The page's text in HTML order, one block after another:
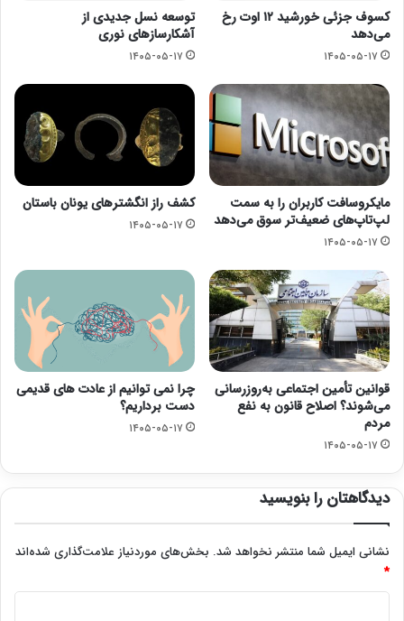
کسوف جزئی خورشید ۱۲ اوت رخ
می‌دهد
۱۴۰۵-۰۵-۱۷
توسعه نسل جدیدی از
آشکارسازهای نوری
۱۴۰۵-۰۵-۱۷
مایکروسافت کاربران را به سمت
لپ‌تاپ‌های ضعیف‌تر سوق می‌دهد
۱۴۰۵-۰۵-۱۷
کشف راز انگشترهای یونان باستان
۱۴۰۵-۰۵-۱۷
قوانین تأمین اجتماعی به‌روزرسانی
می‌شوند؟ اصلاح قانون به نفع
مردم
۱۴۰۵-۰۵-۱۷
چرا نمی توانیم از عادت های قدیمی
دست برداریم؟
۱۴۰۵-۰۵-۱۷
دیدگاهتان را بنویسید
نشانی ایمیل شما منتشر نخواهد شد. بخش‌های موردنیاز علامت‌گذاری شده‌اند
*